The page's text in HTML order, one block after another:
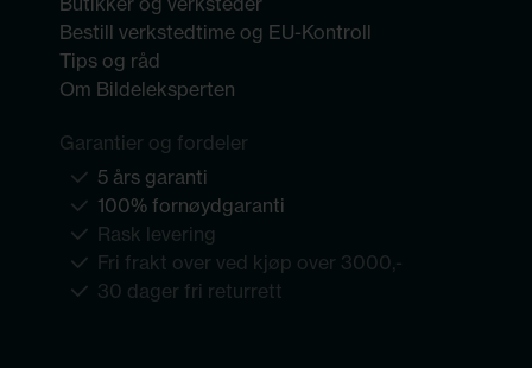
Bestill verkstedtime og EU-Kontroll
Tips og råd
Om Bildeleksperten
Garantier og fordeler
5 års garanti
100% fornøydgaranti
Rask levering
Fri frakt over ved kjøp over 3000,-
30 dager fri returrett